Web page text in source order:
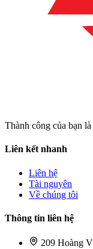
Thành công của bạn
Liên kết nhanh
Liên hệ
Tài nguyên
Về chúng tôi
Thông tin liên hệ
209 Hoàng